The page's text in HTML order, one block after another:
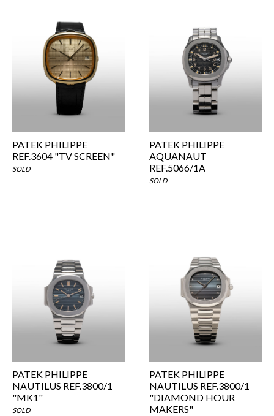
PATEK PHILIPPE
REF.3604 "TV SCREEN"
SOLD
PATEK PHILIPPE
AQUANAUT
REF.5066/1A
SOLD
PATEK PHILIPPE
NAUTILUS REF.3800/1
"MK1"
SOLD
PATEK PHILIPPE
NAUTILUS REF.3800/1
"DIAMOND HOUR
MAKERS"